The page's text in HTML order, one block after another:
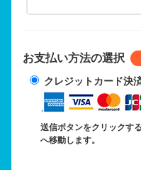
お支払い方法の選択
クレジットカード決
送信ボタンをクリックす
へ移動します。